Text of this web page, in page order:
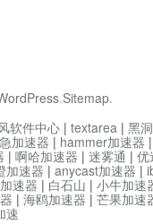
.Sitemap.
软件中心 | textarea | 黑
加速器 | hammer加速器
| 啊哈加速器 | 迷雾通 | 优
加速器 | anycast加速器 |
速器 | 白石山 | 小牛加速
| 海鸥加速器 | 芒果加速
速